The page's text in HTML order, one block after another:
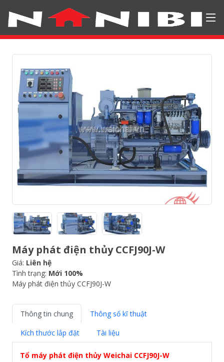
Máy phát điện thủy CCFJ90J-W
Giá: Liên hệ
Tình trạng: Mới 100%
Máy phát điện thủy CCFJ90J-W
Thông tin chung
Thông số kĩ thuật
Kích thước lắp đặt
Tài liệu
Tổ máy phát điện thủy Weichai CCFJ90J-W